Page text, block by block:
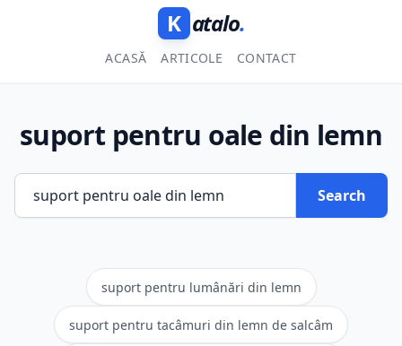
K atalo.
ACASĂ ARTICOLE CONTACT
suport pentru oale din lemn
Search
suport pentru lumânări din lemn
suport pentru tacâmuri din lemn de salcâm